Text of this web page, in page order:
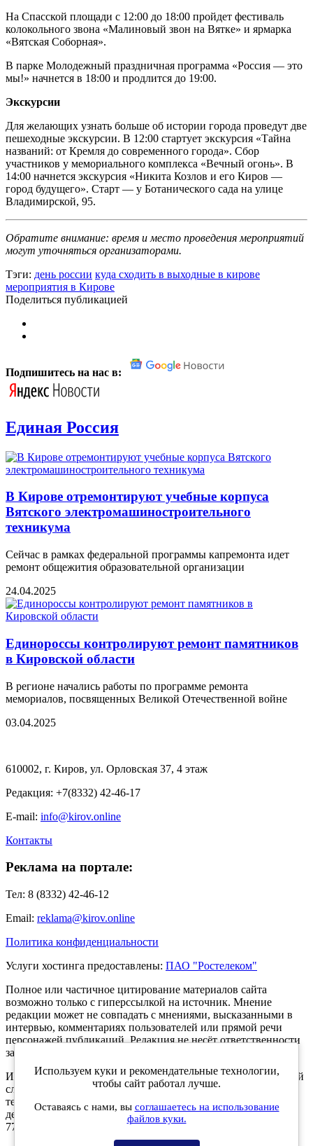
На Спасской площади с 12:00 до 18:00 пройдет фестиваль
колокольного звона «Малиновый звон на Вятке» и ярмарка
«Вятская Соборная».
В парке Молодежный праздничная программа «Россия — это
мы!» начнется в 18:00 и продлится до 19:00.
Экскурсии
Для желающих узнать больше об истории города проведут две
пешеходные экскурсии. В 12:00 стартует экскурсия «Тайна
названий: от Кремля до современного города». Сбор
участников у мемориального комплекса «Вечный огонь». В
14:00 начнется экскурсия «Никита Козлов и его Киров —
город будущего». Старт — у Ботанического сада на улице
Владимирской, 95.
Обратите внимание: время и место проведения мероприятий
могут уточняться организаторами.
Тэги: день россии куда сходить в выходные в кирове
мероприятия в Кирове
Поделиться публикацией
Подпишитесь на нас в:
Единая Россия
В Кирове отремонтируют учебные корпуса
Вятского электромашиностроительного
техникума
Сейчас в рамках федеральной программы капремонта идет
ремонт общежития образовательной организации
24.04.2025
Единороссы контролируют ремонт памятников
в Кировской области
В регионе начались работы по программе ремонта
мемориалов, посвященных Великой Отечественной войне
03.04.2025
610002, г. Киров, ул. Орловская 37, 4 этаж
Редакция: +7(8332) 42-46-17
E-mail: info@kirov.online
Контакты
Реклама на портале:
Тел: 8 (8332) 42-46-12
Email: reklama@kirov.online
Политика конфиденциальности
Услуги хостинга предоставлены: ПАО "Ростелеком"
Полное или частичное цитирование материалов сайта
возможно только с гиперссылкой на источник. Мнение
редакции может не совпадать с мнениями, высказанными в
интервью, комментариях пользователей или прямой речи
персонажей публикаций. Редакция не несёт ответственности
за текст комментариев читателей.
Интернет-портал Kirov.online зарегистрирован в Федеральной
службе по надзору в сфере связи, информационных
технологий и массовых коммуникаций (Роскомнадзор) 5
декабря 2019 года. Регистрационный номер ЭЛ № ФС 77 -
77189.
Используем куки и рекомендательные технологии,
чтобы сайт работал лучше.
Оставаясь с нами, вы соглашаетесь на использование
файлов куки.